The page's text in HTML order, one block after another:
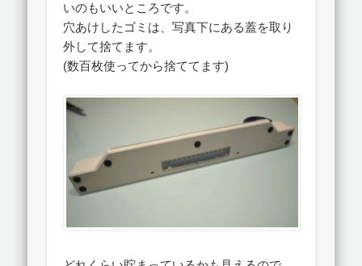
いのもいいところです。
穴あけしたゴミは、写真下にある蓋を取り
外して捨てます。
(数百枚使ってから捨ててます)